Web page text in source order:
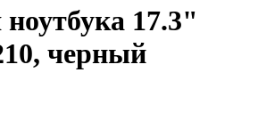
17.3"
черный